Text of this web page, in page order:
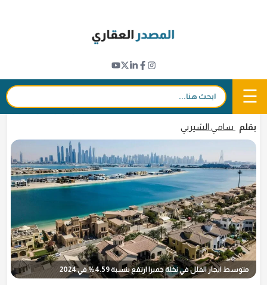
☰ بحث:
دليل المناطق التي سجلت أعلى زيادات بإيجار
الفلل في دبي خلال 2024
8 يناير 2025 - 17:35 f
𝕏
in
بقلم سامي الشيربي
متوسط ايجار الفلل في نخلة جميرا ارتفع بنسبة 4.59% في 2024